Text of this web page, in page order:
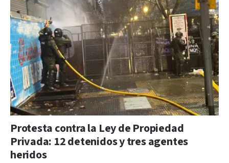
Protesta contra la Ley de Propiedad
Privada: 12 detenidos y tres agentes
heridos